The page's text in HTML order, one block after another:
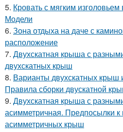
5. Кровать с мягким
Модели
6. Зона отдыха на даче с
расположение
7. Двухскатная крыша с
двухскатных крыш
8. Варианты двухскатных крыш
Правила сборки двускатной
9. Двухскатная крыша с
асимметричная. Предпосылки
асимметричных крыш